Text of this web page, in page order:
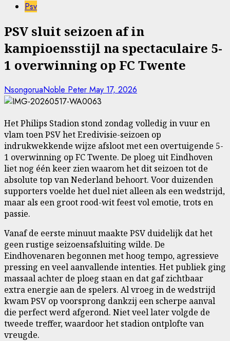
Psv
PSV sluit seizoen af in
kampioensstijl na spectaculaire 5-
1 overwinning op FC Twente
NsongoruaNoble Peter May 17, 2026
Het Philips Stadion stond zondag volledig in vuur en
vlam toen PSV het Eredivisie-seizoen op
indrukwekkende wijze afsloot met een overtuigende 5-
1 overwinning op FC Twente. De ploeg uit Eindhoven
liet nog één keer zien waarom het dit seizoen tot de
absolute top van Nederland behoort. Voor duizenden
supporters voelde het duel niet alleen als een wedstrijd,
maar als een groot rood-wit feest vol emotie, trots en
passie.
Vanaf de eerste minuut maakte PSV duidelijk dat het
geen rustige seizoensafsluiting wilde. De
Eindhovenaren begonnen met hoog tempo, agressieve
pressing en veel aanvallende intenties. Het publiek ging
massaal achter de ploeg staan en dat gaf zichtbaar
extra energie aan de spelers. Al vroeg in de wedstrijd
kwam PSV op voorsprong dankzij een scherpe aanval
die perfect werd afgerond. Niet veel later volgde de
tweede treffer, waardoor het stadion ontplofte van
vreugde.